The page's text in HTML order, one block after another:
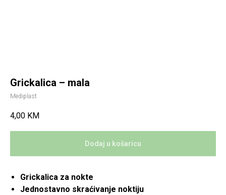
Grickalica – mala
Mediplast
4,00 KM
Dodaj u košaricu
Grickalica za nokte
Jednostavno skraćivanje noktiju